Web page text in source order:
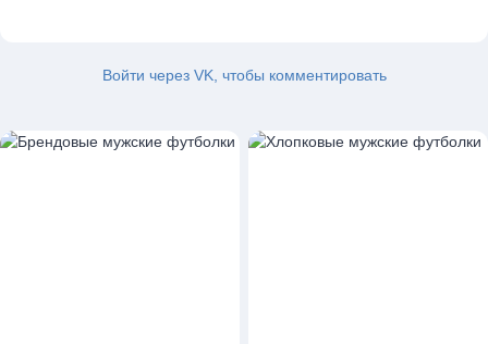
Войти через VK, чтобы комментировать